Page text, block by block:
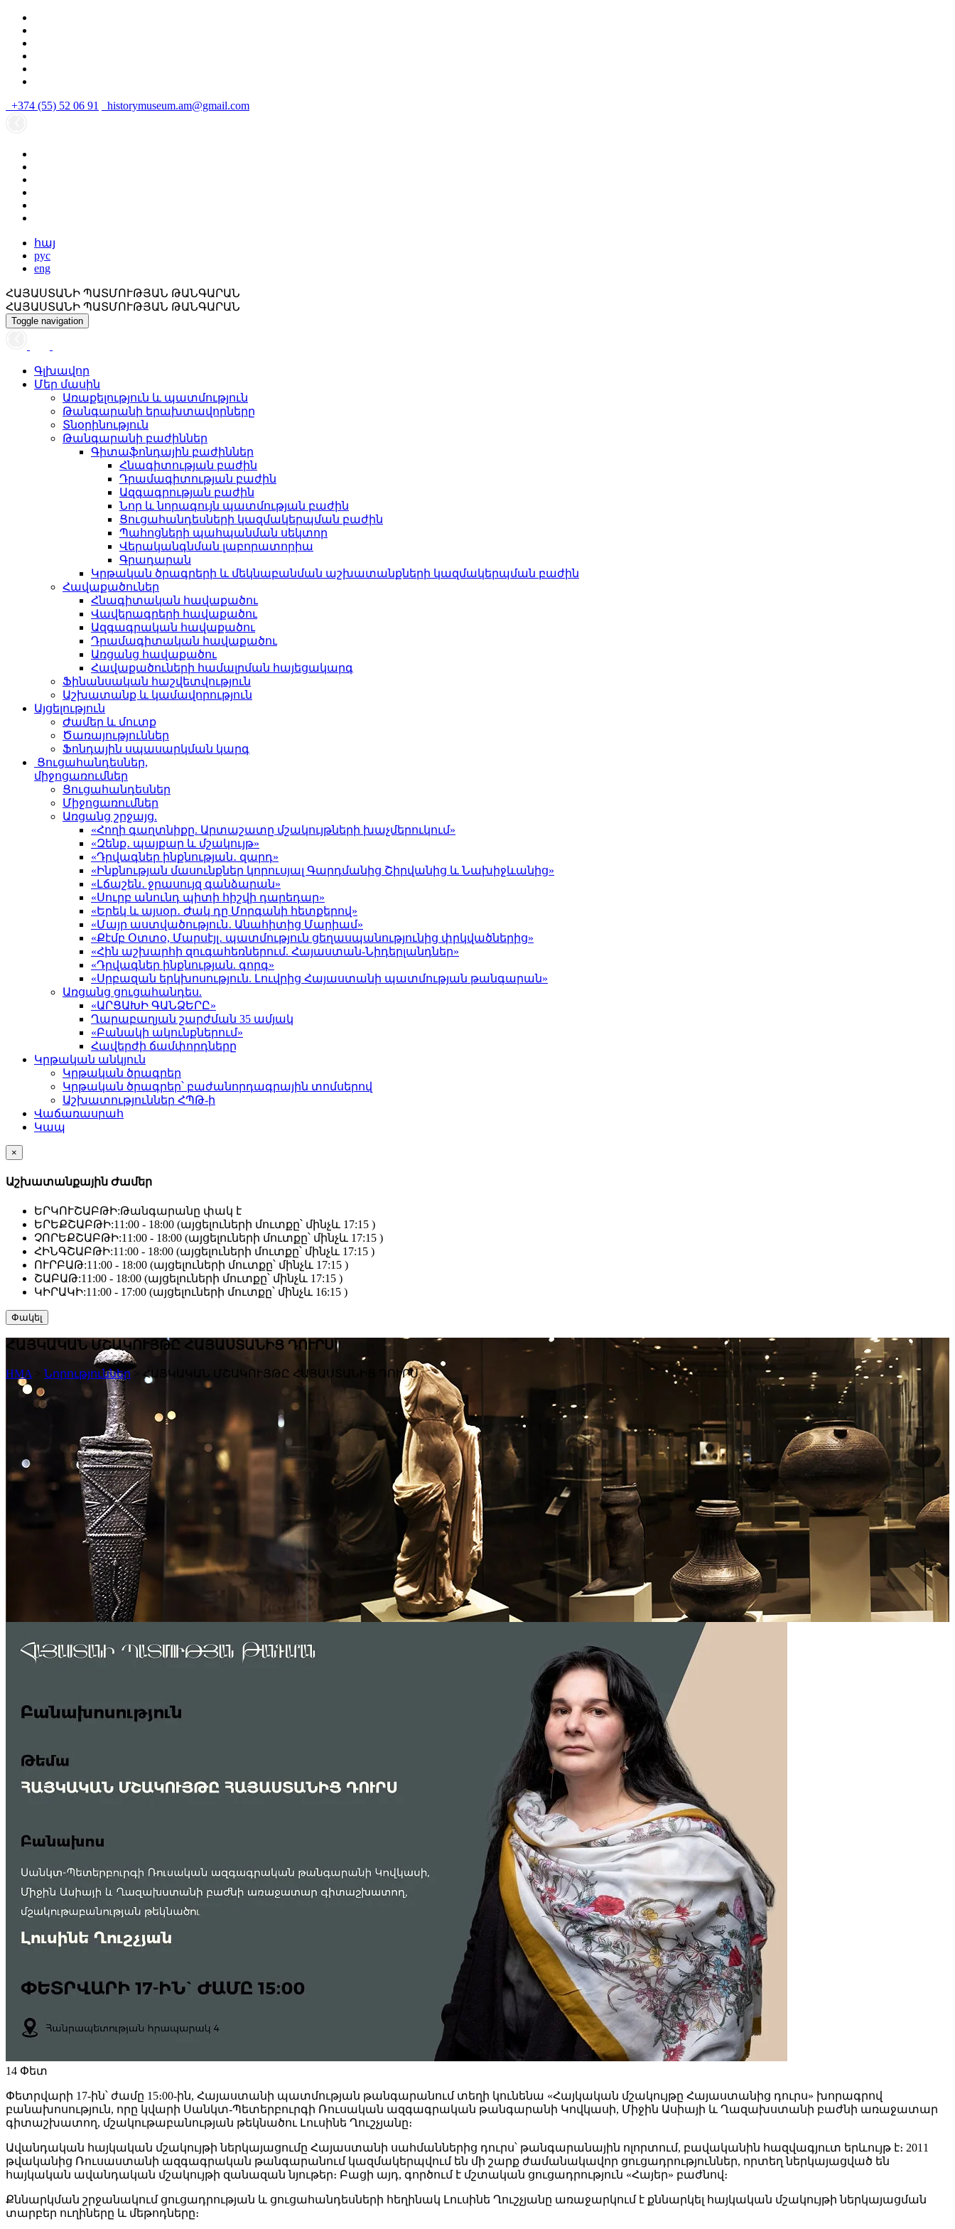
+374 (55) 52 06 91 historymuseum.am@gmail.com
հայ
рус
eng
ՀԱՅԱՍՏԱՆԻ ՊԱՏՄՈՒԹՅԱՆ ԹԱՆԳԱՐԱՆ
ՀԱՅԱՍՏԱՆԻ ՊԱՏՄՈՒԹՅԱՆ ԹԱՆԳԱՐԱՆ
Toggle navigation
Գլխավոր
Մեր մասին
Առաքելություն և պատմություն
Թանգարանի երախտավորները
Տնօրինություն
Թանգարանի բաժիններ
Գիտաֆոնդային բաժիններ
Հնագիտության բաժին
Դրամագիտության բաժին
Ազգագրության բաժին
Նոր և նորագույն պատմության բաժին
Ցուցահանդեսների կազմակերպման բաժին
Պահոցների պահպանման սեկտոր
Վերականգնման լաբորատորիա
Գրադարան
Կրթական ծրագրերի և մեկնաբանման աշխատանքների կազմակերպման բաժին
Հավաքածուներ
Հնագիտական հավաքածու
Վավերագրերի հավաքածու
Ազգագրական հավաքածու
Դրամագիտական հավաքածու
Առցանց հավաքածու
Հավաքածուների համալրման հայեցակարգ
Ֆինանսական հաշվետվություն
Աշխատանք և կամավորություն
Այցելություն
Ժամեր և մուտք
Ծառայություններ
Ֆոնդային սպասարկման կարգ
Ցուցահանդեսներ,
միջոցառումներ
Ցուցահանդեսներ
Միջոցառումներ
Առցանց շրջայց.
«Հողի գաղտնիքը. Արտաշատը մշակույթների խաչմերուկում»
«Զենք․ պայքար և մշակույթ»
«Դրվագներ ինքնության․ զարդ»
«Ինքնության մասունքներ կորուսյալ Գարդմանից Շիրվանից և Նախիջևանից»
«Լճաշեն․ ջրասույզ գանձարան»
«Սուրբ անունդ պիտի հիշվի դարեդար»
«Երեկ և այսօր․ Ժակ դը Մորգանի հետքերով»
«Մայր աստվածություն․ Անահիտից Մարիամ»
«Քէմբ Օտտօ, Մարսէյլ․ պատմություն ցեղասպանությունից փրկվածներից»
«Հին աշխարհի զուգահեռներում. Հայաստան-Նիդերլանդներ»
«Դրվագներ ինքնության. գորգ»
«Սրբազան երկխոսություն. Լուվրից Հայաստանի պատմության թանգարան»
Առցանց ցուցահանդես.
«ԱՐՑԱԽԻ ԳԱՆՁԵՐԸ»
Ղարաբաղյան շարժման 35 ամյակ
«Բանակի ակունքներում»
Հավերժի ճամփորդները
Կրթական անկյուն
Կրթական ծրագրեր
Կրթական ծրագրեր՝ բաժանորդագրային տոմսերով
Աշխատություններ ՀՊԹ-ի
Վաճառասրահ
Կապ
×
Աշխատանքային Ժամեր
ԵՐԿՈՒՇԱԲԹԻ:Թանգարանը փակ է
ԵՐԵՔՇԱԲԹԻ:11:00 - 18:00 (այցելուների մուտքը՝ մինչև 17:15 )
ՉՈՐԵՔՇԱԲԹԻ:11:00 - 18:00 (այցելուների մուտքը՝ մինչև 17:15 )
ՀԻՆԳՇԱԲԹԻ:11:00 - 18:00 (այցելուների մուտքը՝ մինչև 17:15 )
ՈՒՐԲԱԹ:11:00 - 18:00 (այցելուների մուտքը՝ մինչև 17:15 )
ՇԱԲԱԹ:11:00 - 18:00 (այցելուների մուտքը՝ մինչև 17:15 )
ԿԻՐԱԿԻ:11:00 - 17:00 (այցելուների մուտքը՝ մինչև 16:15 )
Փակել
ՀԱՅԿԱԿԱՆ ՄՇԱԿՈՒՅԹԸ ՀԱՅԱՍՏԱՆԻՑ ԴՈՒՐՍ
HMA Նորություններ> ՀԱՅԿԱԿԱՆ ՄՇԱԿՈՒՅԹԸ ՀԱՅԱՍՏԱՆԻՑ ԴՈՒՐՍ
14 Փետ
Փետրվարի 17-ին՝ ժամը 15։00-ին, Հայաստանի պատմության թանգարանում տեղի կունենա «Հայկական մշակույթը Հայաստանից դուրս» խորագրով
բանախոսություն, որը կվարի Սանկտ-Պետերբուրգի Ռուսական ազգագրական թանգարանի Կովկասի, Միջին Ասիայի և Ղազախստանի բաժնի առաջատար
գիտաշխատող, մշակութաբանության թեկնածու Լուսինե Ղուշչյանը։
Ավանդական հայկական մշակույթի ներկայացումը Հայաստանի սահմաններից դուրս՝ թանգարանային ոլորտում, բավականին հազվագյուտ երևույթ է։ 2011
թվականից Ռուսաստանի ազգագրական թանգարանում կազմակերպվում են մի շարք ժամանակավոր ցուցադրություններ, որտեղ ներկայացված են
հայկական ավանդական մշակույթի զանազան նյութեր։ Բացի այդ, գործում է մշտական ցուցադրություն «Հայեր» բաժնով։
Քննարկման շրջանակում ցուցադրության և ցուցահանդեսների հեղինակ Լուսինե Ղուշչյանը առաջարկում է քննարկել հայկական մշակույթի ներկայացման
տարբեր ուղիները և մեթոդները։